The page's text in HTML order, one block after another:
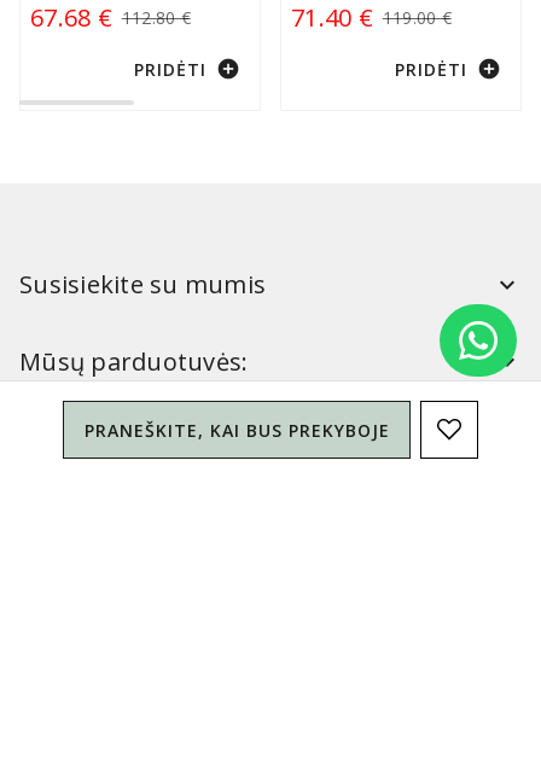
PRANEŠKITE, KAI BUS PREKYBOJE
67.68 € 112.80 €
PRIDĖTI add_circle
71.40 € 119.00 €
PRIDĖTI add_circle
Susisiekite su mumis
Mūsų parduotuvės:
Simitri